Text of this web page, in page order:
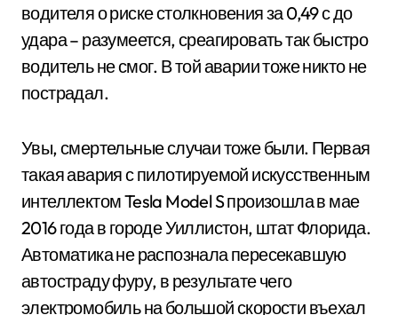
водителя о риске столкновения за 0,49 с до
удара – разумеется, среагировать так быстро
водитель не смог. В той аварии тоже никто не
пострадал.
Увы, смертельные случаи тоже были. Первая
такая авария с пилотируемой искусственным
интеллектом Tesla Model S произошла в мае
2016 года в городе Уиллистон, штат Флорида.
Автоматика не распознала пересекавшую
автостраду фуру, в результате чего
электромобиль на большой скорости въехал